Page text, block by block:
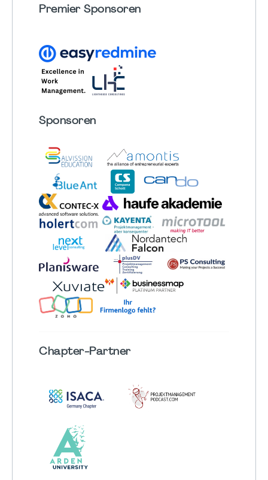
Premier Sponsoren
Sponsoren
Chapter-Partner